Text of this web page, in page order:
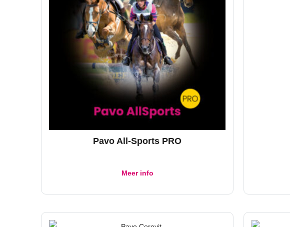
Pavo All-Sports PRO
Meer info